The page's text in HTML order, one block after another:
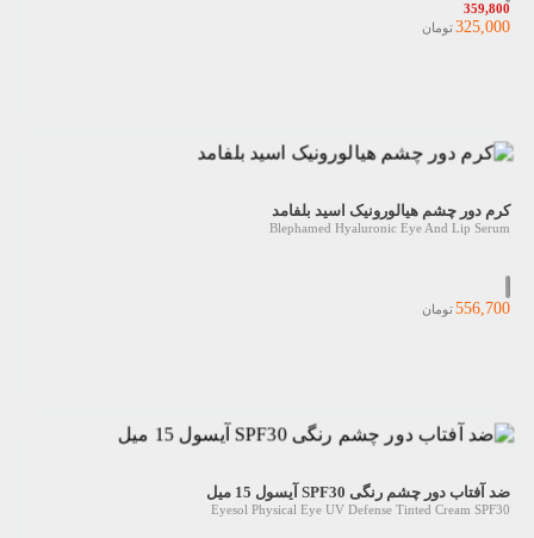
359,800
325,000تومان
کرم دور چشم هیالورونیک اسید بلفامد
Blephamed Hyaluronic Eye And Lip Serum
556,700تومان
ضد آفتاب دور چشم رنگی SPF30 آیسول 15 میل
Eyesol Physical Eye UV Defense Tinted Cream SPF30